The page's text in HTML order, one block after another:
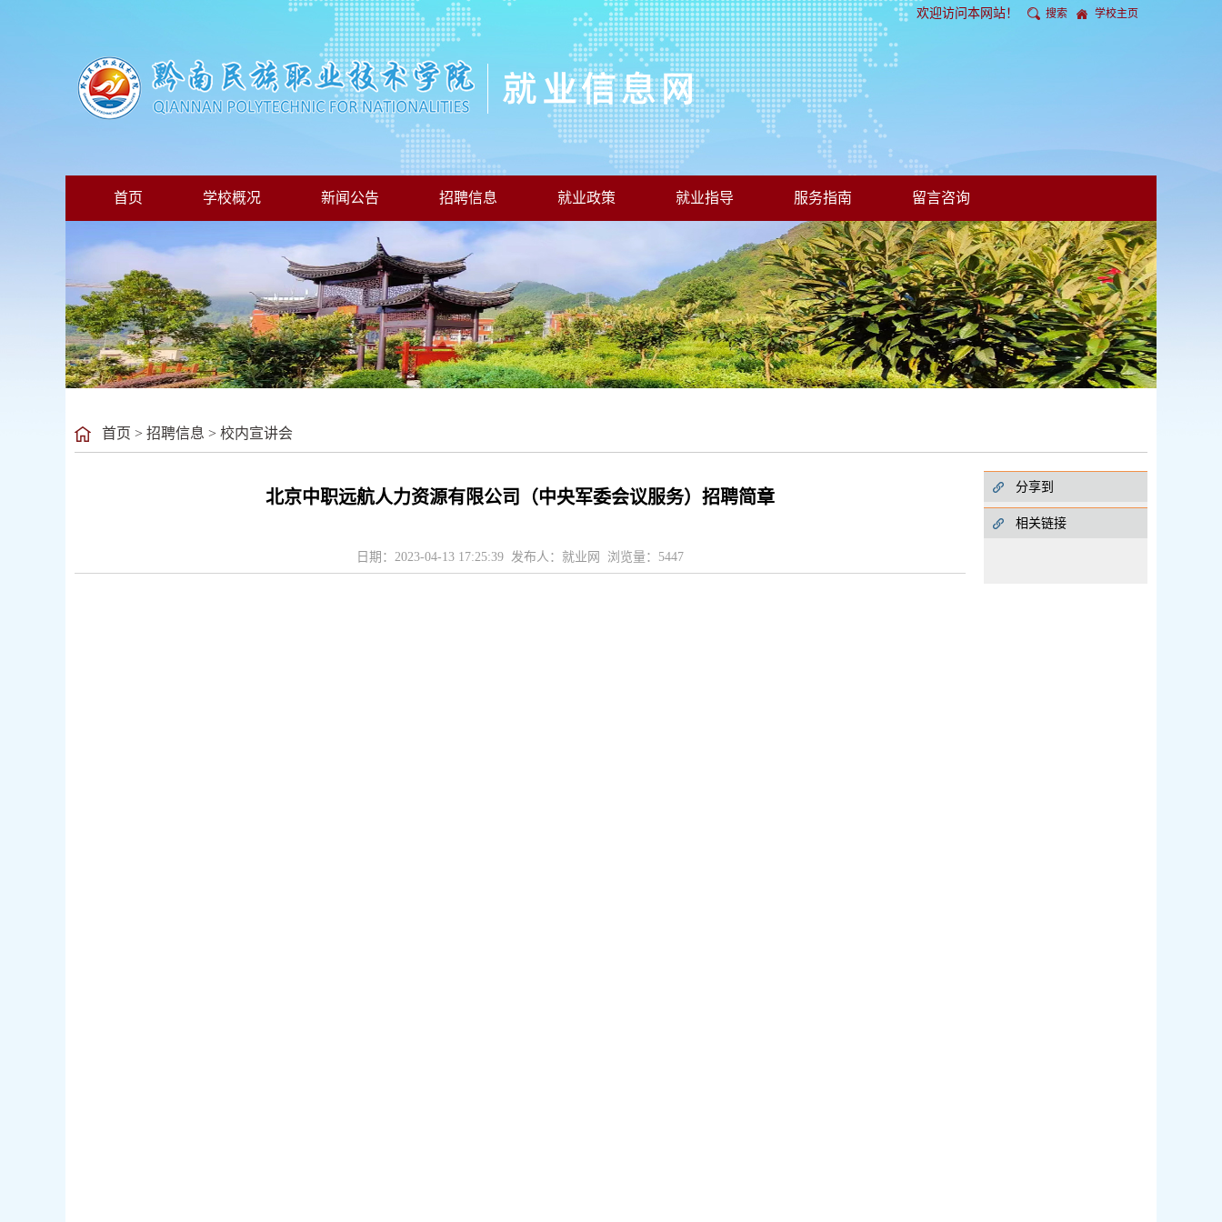
欢迎访问本网站！ 搜索 学校主页
首页 学校概况 新闻公告 招聘信息 就业政策 就业指导 服务指南 留言咨询
首页 > 招聘信息 > 校内宣讲会
北京中职远航人力资源有限公司（中央军委会议服务）招聘简章
日期：2023-04-13 17:25:39 发布人：就业网 浏览量： 5447
分享到
相关链接